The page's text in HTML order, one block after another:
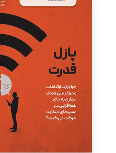
مینا پاکدل
یسنا امان‌پور
تحریریه
ملینا جعفری
تحریریه
مصطفی مسجدی آرانی